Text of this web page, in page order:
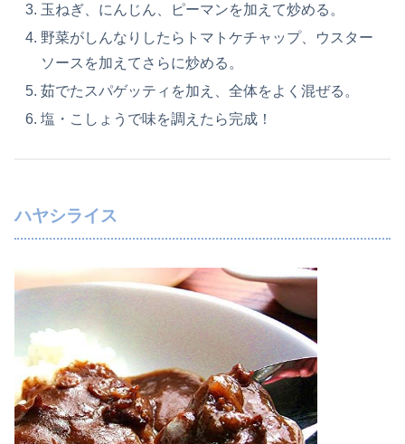
玉ねぎ、にんじん、ピーマンを加えて炒める。
野菜がしんなりしたらトマトケチャップ、ウスター
ソースを加えてさらに炒める。
茹でたスパゲッティを加え、全体をよく混ぜる。
塩・こしょうで味を調えたら完成！
ハヤシライス